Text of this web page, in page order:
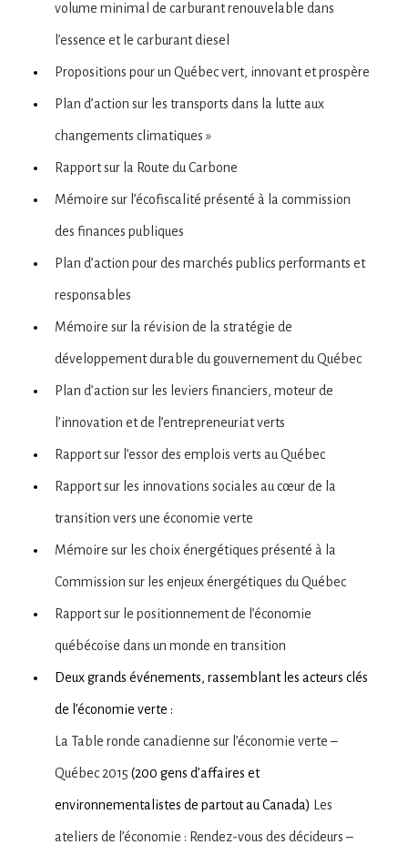
volume minimal de carburant renouvelable dans
l’essence et le carburant diesel
Propositions pour un Québec vert, innovant et prospère
Plan d’action sur les transports dans la lutte aux
changements climatiques »
Rapport sur la Route du Carbone
Mémoire sur l’écofiscalité présenté à la commission
des finances publiques
Plan d’action pour des marchés publics performants et
responsables
Mémoire sur la révision de la stratégie de
développement durable du gouvernement du Québec
Plan d’action sur les leviers financiers, moteur de
l’innovation et de l’entrepreneuriat verts
Rapport sur l’essor des emplois verts au Québec
Rapport sur les innovations sociales au cœur de la
transition vers une économie verte
Mémoire sur les choix énergétiques présenté à la
Commission sur les enjeux énergétiques du Québec
Rapport sur le positionnement de l’économie
québécoise dans un monde en transition
Deux grands événements, rassemblant les acteurs clés
de l’économie verte :
La Table ronde canadienne sur l’économie verte –
Québec 2015 (200 gens d’affaires et
environnementalistes de partout au Canada) Les
ateliers de l’économie : Rendez-vous des décideurs –